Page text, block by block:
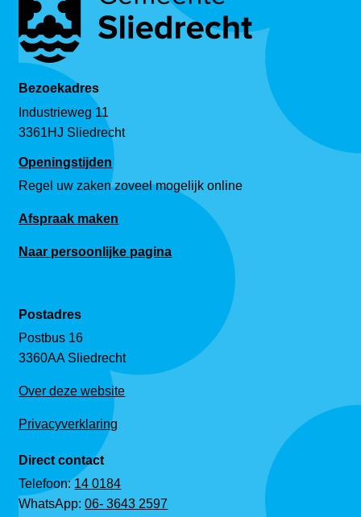
Bezoekadres
Industrieweg 11
3361HJ Sliedrecht
Openingstijden
Regel uw zaken zoveel mogelijk online
Afspraak maken
Naar persoonlijke pagina
Postadres
Postbus 16
3360AA Sliedrecht
Over deze website
Privacyverklaring
Direct contact
Telefoon:14 0184
WhatsApp:06- 3643 2597